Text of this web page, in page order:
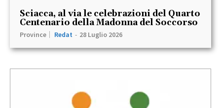
Sciacca, al via le celebrazioni del Quarto
Centenario della Madonna del Soccorso
Province Redat - 28 Luglio 2026